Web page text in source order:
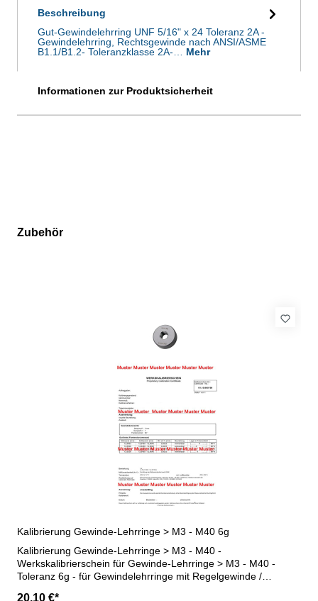
Beschreibung
Gut-Gewindelehrring UNF 5/16" x 24 Toleranz 2A -
Gewindelehrring, Rechtsgewinde nach ANSI/ASME
B1.1/B1.2- Toleranzklasse 2A-… Mehr
Informationen zur Produktsicherheit
Produktgalerie überspringen
Zubehör
Kalibrierung Gewinde-Lehrringe > M3 - M40 6g
Kalibrierung Gewinde-Lehrringe > M3 - M40 -
Werkskalibrierschein für Gewinde-Lehrringe > M3 - M40 -
Toleranz 6g - für Gewindelehrringe mit Regelgewinde /
20,10 €*